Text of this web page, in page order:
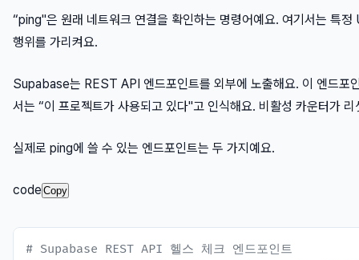
“ping"은 원래 네트워크 연결을 확인하는 명령어예요. 여기서는 특
행위를 가리켜요.
Supabase는 REST API 엔드포인트를 외부에 노출해요. 이 엔드포
서는 “이 프로젝트가 사용되고 있다"고 인식해요. 비활성 카운터가
실제로 ping에 쓸 수 있는 엔드포인트는 두 가지예요.
code Copy
# Supabase REST API 헬스 체크 엔드포인트